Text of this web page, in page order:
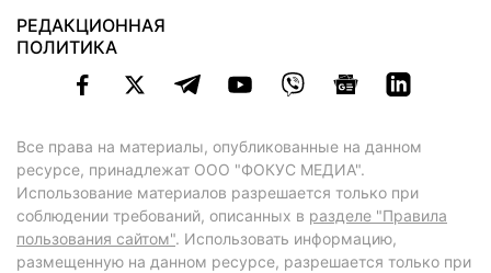
РЕДАКЦИОННАЯ
ПОЛИТИКА
Все права на материалы, опубликованные на данном
ресурсе, принадлежат ООО "ФОКУС МЕДИА".
Использование материалов разрешается только при
соблюдении требований, описанных в разделе "Правила
пользования сайтом". Использовать информацию,
размещенную на данном ресурсе, разрешается только при